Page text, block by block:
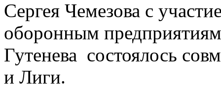
Сергея Чемезова с
оборонным
Гутенева состоялось
и Лиги.